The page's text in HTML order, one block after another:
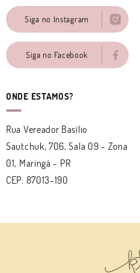
Siga no Instagram
Siga no Facebook
ONDE ESTAMOS?
Rua Vereador Basílio
Sautchuk, 706, Sala 09 - Zona
01, Maringá - PR
CEP: 87013-190